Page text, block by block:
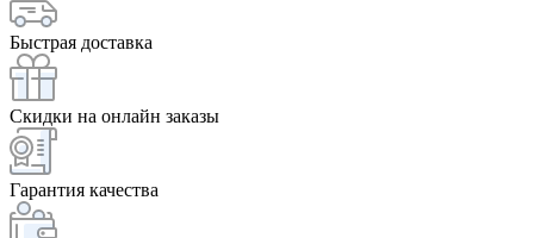
Быстрая доставка
Скидки на онлайн заказы
Гарантия качества